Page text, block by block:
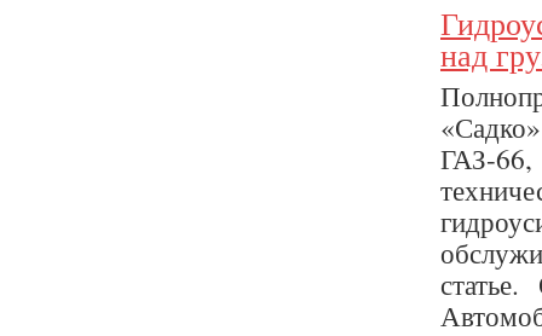
над
ГАЗ-66,